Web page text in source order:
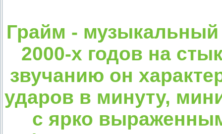
Грайм -
2000-х годов на
звучанию он
ударов в минуту,
с ярко